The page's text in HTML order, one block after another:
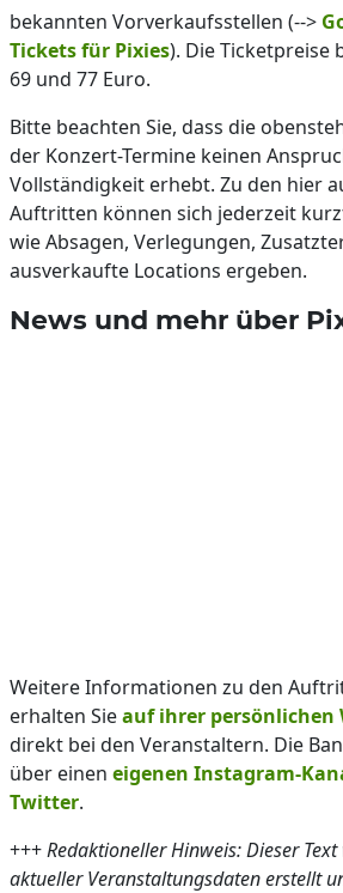
bekannten Vorverkaufsstellen (-->
Tickets für Pixies). Die Ticketpreise
69 und 77 Euro.
Bitte beachten Sie, dass die
der Konzert-Termine keinen
Vollständigkeit erhebt. Zu den hier
Auftritten können sich jederzeit
wie Absagen, Verlegungen,
ausverkaufte Locations ergeben.
News und mehr über
Weitere Informationen zu den
erhalten Sieauf ihrer persönlichen
direkt bei den Veranstaltern. Die
über einen eigenen Instagram-
Twitter.
+++Redaktioneller Hinweis: Dieser
aktueller Veranstaltungsdaten erstellt